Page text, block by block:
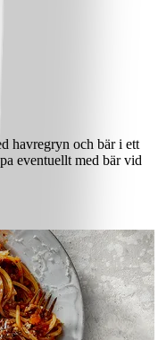
havregryn och bär i ett
eventuellt med bär vid